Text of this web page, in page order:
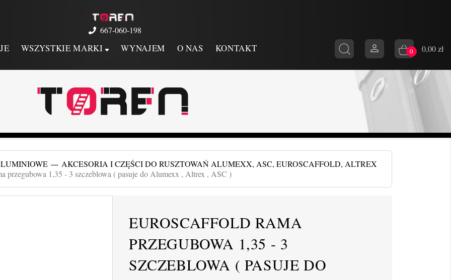
667-060-198
WSZYSTKIE MARKI WYNAJEM O NAS KONTAKT  0 0,00 zł
AKCESORIA I CZĘŚCI DO RUSZTOWAŃ ALUMEXX, ASC, EUROSCAFFOLD, ALTREX
przegubowa 1,35 - 3 szczeblowa ( pasuje do Alumexx , Altrex , ASC )
EUROSCAFFOLD RAMA
PRZEGUBOWA 1,35 - 3
SZCZEBLOWA ( PASUJE DO